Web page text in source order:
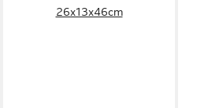
26x13x46cm